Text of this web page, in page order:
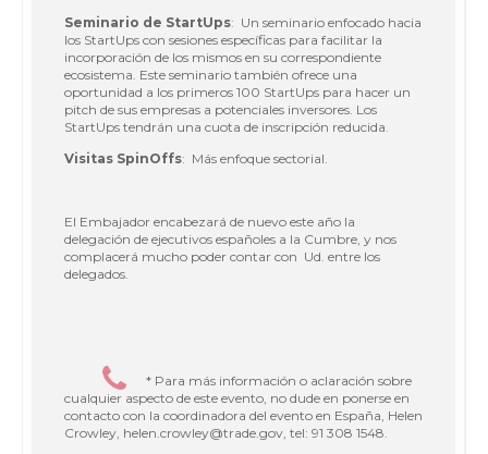
Seminario de StartUps: Un seminario enfocado hacia
los StartUps con sesiones específicas para facilitar la
incorporación de los mismos en su correspondiente
ecosistema. Este seminario también ofrece una
oportunidad a los primeros 100 StartUps para hacer un
pitch de sus empresas a potenciales inversores. Los
StartUps tendrán una cuota de inscripción reducida.
Visitas SpinOffs: Más enfoque sectorial.
El Embajador encabezará de nuevo este año la
delegación de ejecutivos españoles a la Cumbre, y nos
complacerá mucho poder contar con Ud. entre los
delegados.
* Para más información o aclaración sobre
cualquier aspecto de este evento, no dude en ponerse en
contacto con la coordinadora del evento en España, Helen
Crowley, helen.crowley@trade.gov, tel: 91 308 1548.